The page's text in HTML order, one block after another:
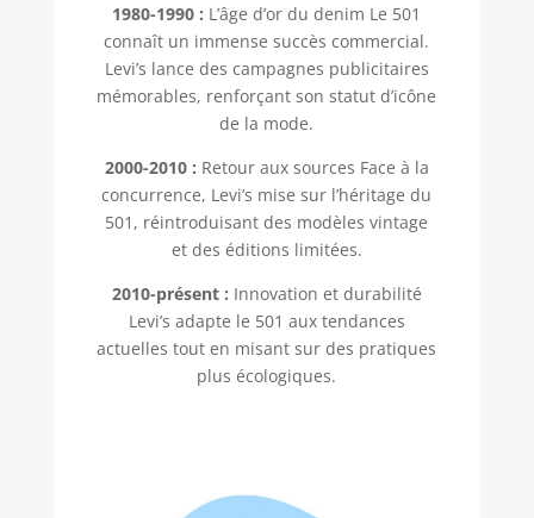
1980-1990 : L’âge d’or du denim Le 501
connaît un immense succès commercial.
Levi’s lance des campagnes publicitaires
mémorables, renforçant son statut d’icône
de la mode.
2000-2010 : Retour aux sources Face à la
concurrence, Levi’s mise sur l’héritage du
501, réintroduisant des modèles vintage
et des éditions limitées.
2010-présent : Innovation et durabilité
Levi’s adapte le 501 aux tendances
actuelles tout en misant sur des pratiques
plus écologiques.